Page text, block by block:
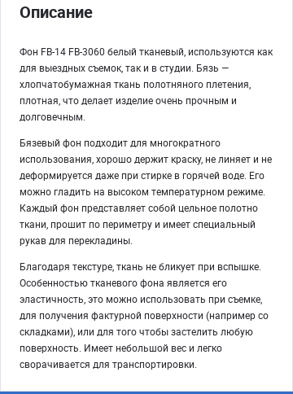
Описание
Фон FB-14 FB-3060 белый тканевый, используются как
для выездных съемок, так и в студии. Бязь —
хлопчатобумажная ткань полотняного плетения,
плотная, что делает изделие очень прочным и
долговечным.
Бязевый фон подходит для многократного
использования, хорошо держит краску, не линяет и не
деформируется даже при стирке в горячей воде. Его
можно гладить на высоком температурном режиме.
Каждый фон представляет собой цельное полотно
ткани, прошит по периметру и имеет специальный
рукав для перекладины.
Благодаря текстуре, ткань не бликует при вспышке.
Особенностью тканевого фона является его
эластичность, это можно использовать при съемке,
для получения фактурной поверхности (например со
складками), или для того чтобы застелить любую
поверхность. Имеет небольшой вес и легко
сворачивается для транспортировки.